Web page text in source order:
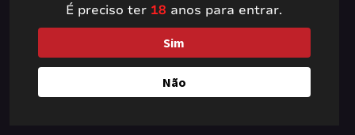
something amazing
— check back soon!
É preciso ter 18 anos para entrar.
Sim
Não